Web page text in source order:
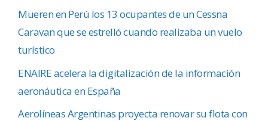
Mueren en Perú los 13 ocupantes de un Cessna
Caravan que se estrelló cuando realizaba un vuelo
turístico
ENAIRE acelera la digitalización de la información
aeronáutica en España
Aerolíneas Argentinas proyecta renovar su flota con